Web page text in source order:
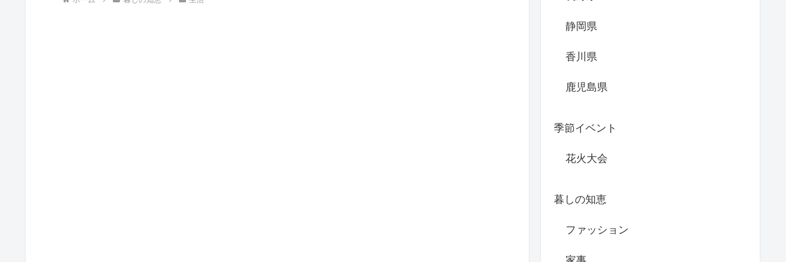
静岡県
香川県
鹿児島県
季節イベント
花火大会
暮しの知恵
ファッション